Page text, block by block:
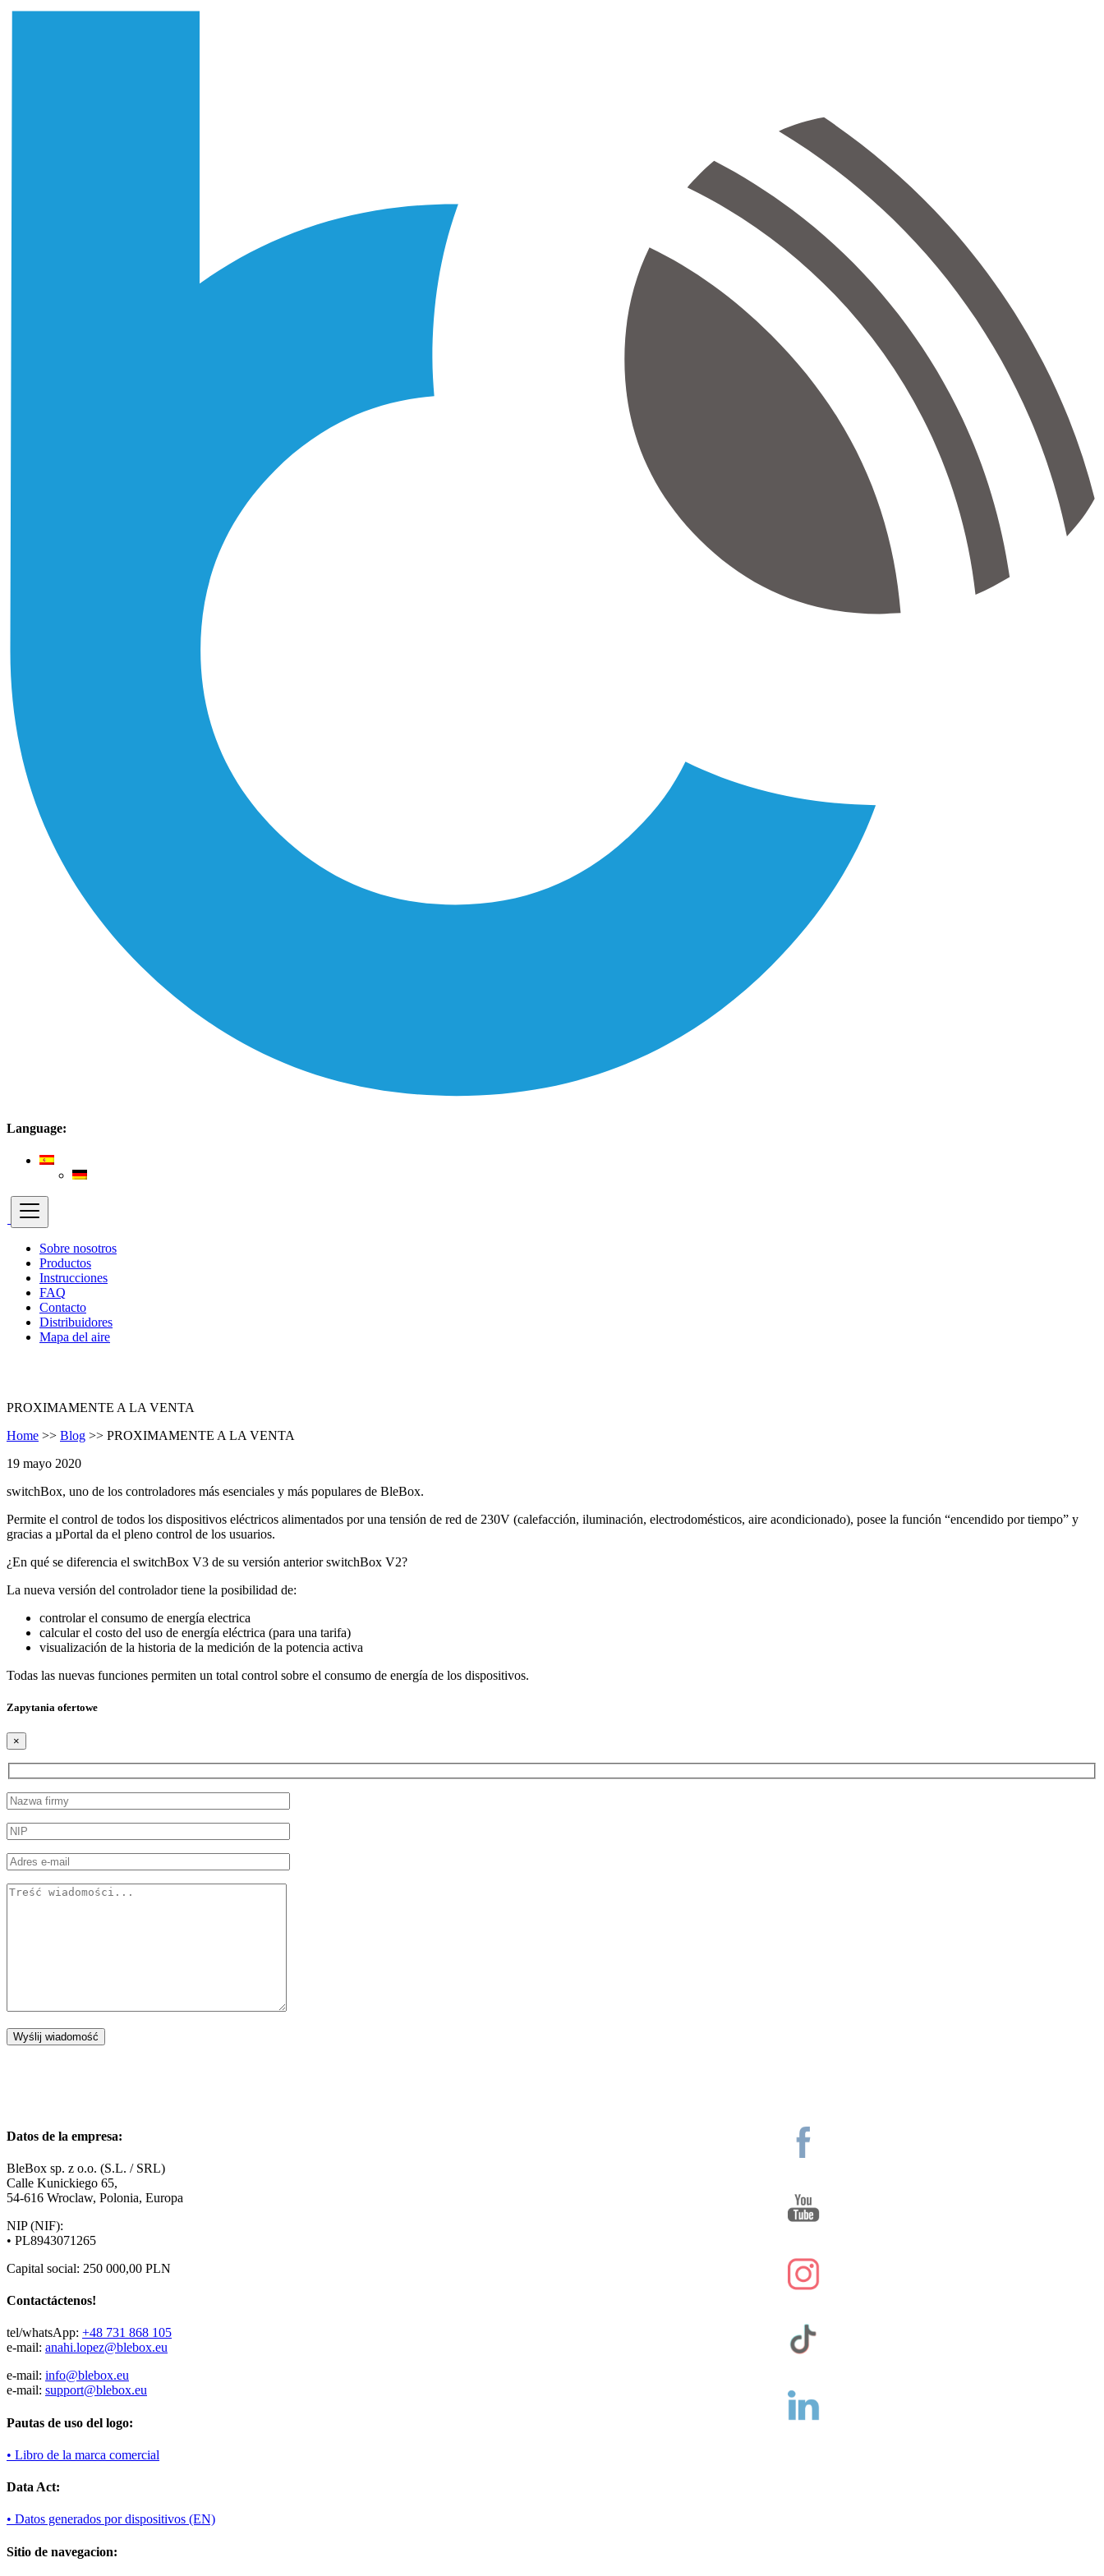
Language:
Sobre nosotros
Productos
Instrucciones
FAQ
Contacto
Distribuidores
Mapa del aire
PROXIMAMENTE A LA VENTA
Home >> Blog >> PROXIMAMENTE A LA VENTA
19 mayo 2020
switchBox, uno de los controladores más esenciales y más populares de BleBox.
Permite el control de todos los dispositivos eléctricos alimentados por una tensión de red de 230V (calefacción, iluminación, electrodomésticos, aire acondicionado), posee la función “encendido por tiempo” y
gracias a µPortal da el pleno control de los usuarios.
¿En qué se diferencia el switchBox V3 de su versión anterior switchBox V2?
La nueva versión del controlador tiene la posibilidad de:
controlar el consumo de energía electrica
calcular el costo del uso de energía eléctrica (para una tarifa)
visualización de la historia de la medición de la potencia activa
Todas las nuevas funciones permiten un total control sobre el consumo de energía de los dispositivos.
Zapytania ofertowe
×
Datos de la empresa:
BleBox sp. z o.o. (S.L. / SRL)
Calle Kunickiego 65,
54-616 Wroclaw, Polonia, Europa
NIP (NIF):
• PL8943071265
Capital social: 250 000,00 PLN
Contactáctenos!
tel/whatsApp: +48 731 868 105
e-mail: anahi.lopez@blebox.eu
e-mail: info@blebox.eu
e-mail: support@blebox.eu
Pautas de uso del logo:
• Libro de la marca comercial
Data Act:
• Datos generados por dispositivos (EN)
Sitio de navegacion: